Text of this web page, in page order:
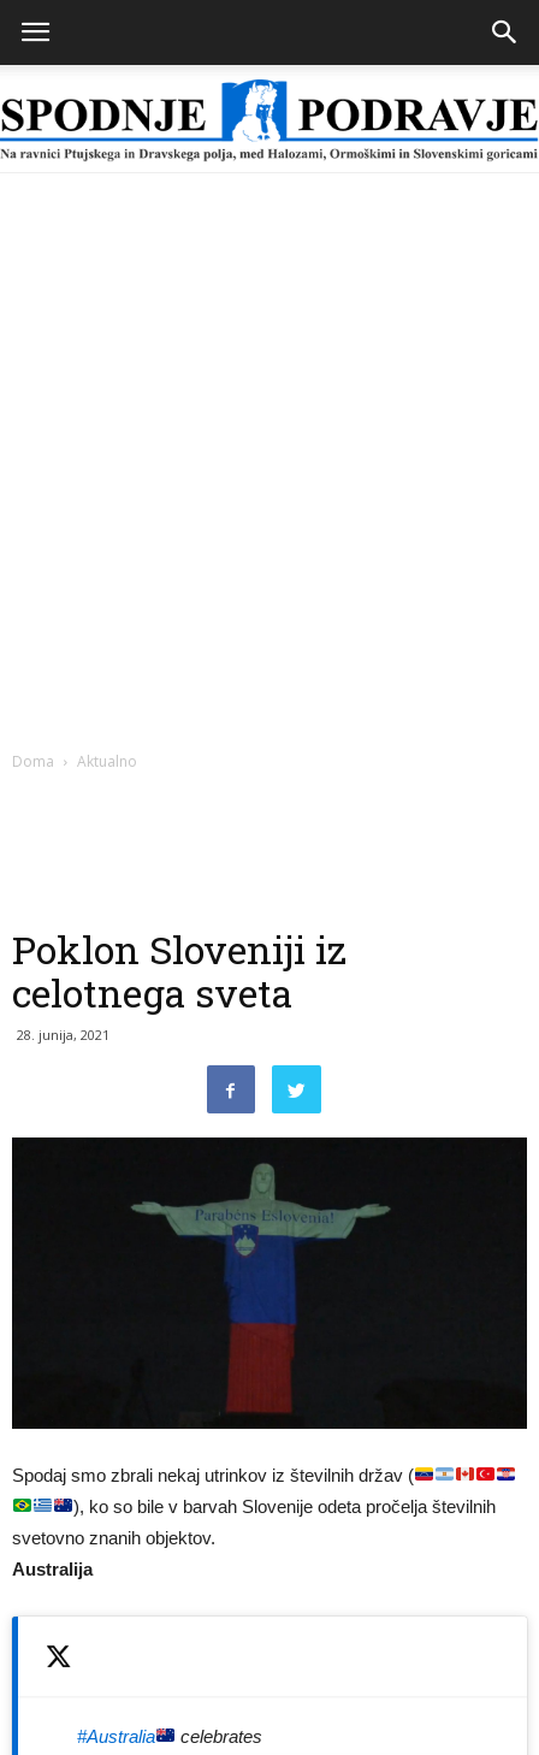
Doma Aktualno
Poklon Sloveniji iz
celotnega sveta
28. junija, 2021
Spodaj smo zbrali nekaj utrinkov iz številnih držav (
), ko so bile v barvah Slovenije odeta pročelja številnih
svetovno znanih objektov.
Australija
#Australia
celebrates